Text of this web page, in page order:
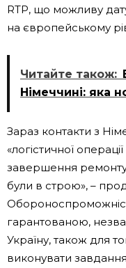
RTP, що можливу
на європейському
Читайте також:
Німеччині: яка
Зараз контакти з
«логістичної
завершення
були в строю», –
гарантованою,
Україну, також для
виконувати